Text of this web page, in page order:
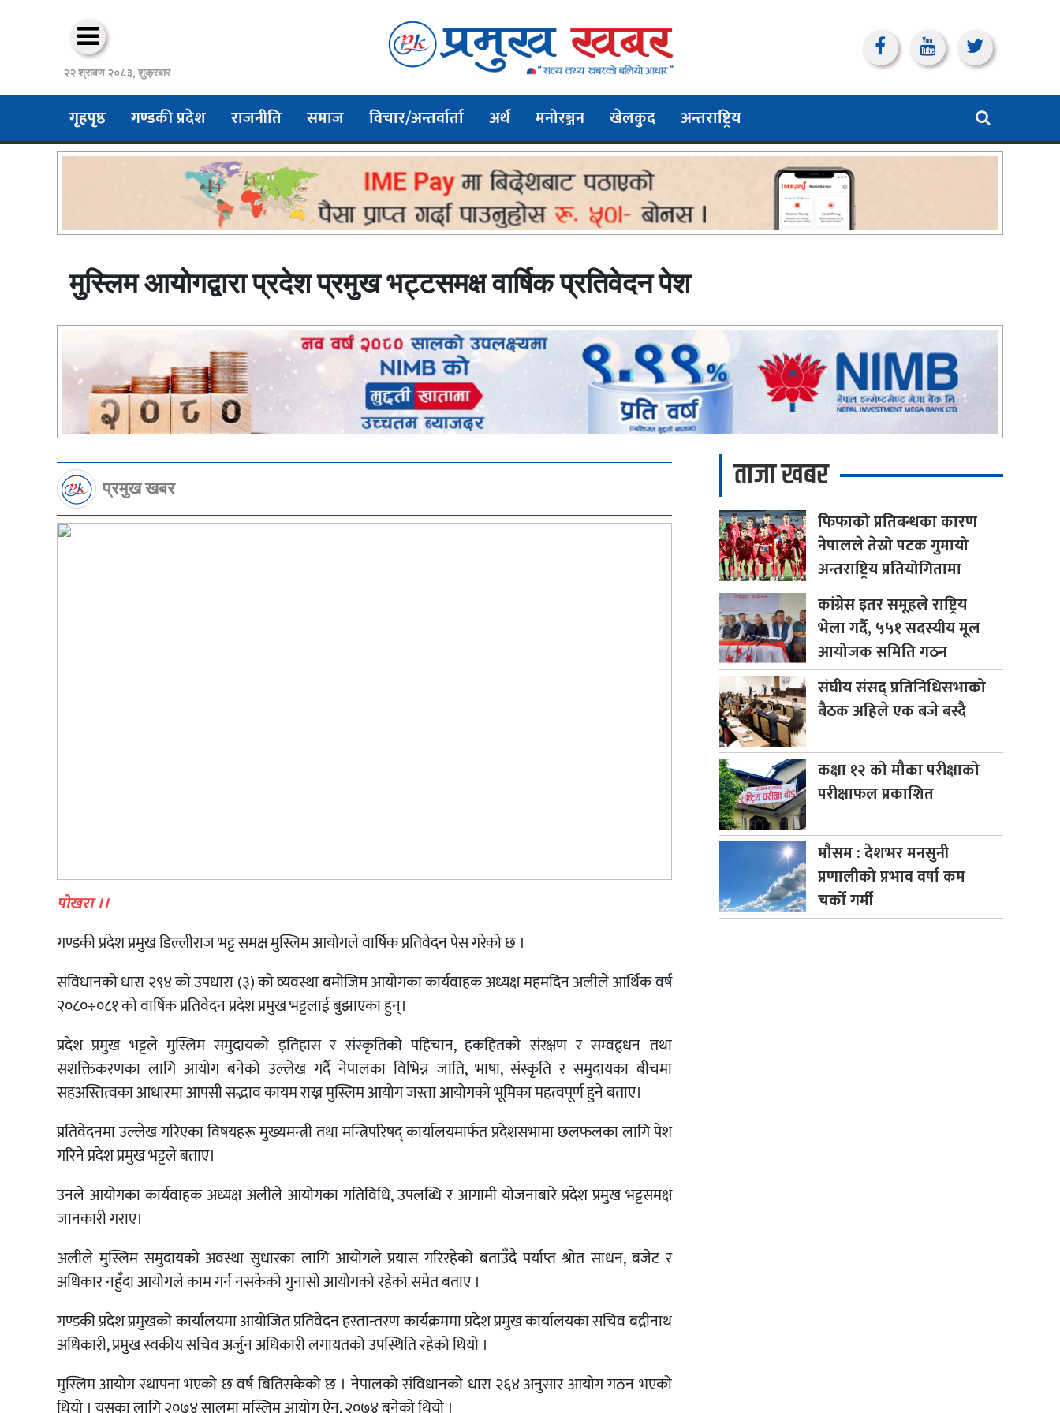
२२ श्रावण २०८३, शुक्रबार
गृहपृष्ठ गण्डकी प्रदेश राजनीति समाज विचार/अन्तर्वार्ता अर्थ मनोरञ्जन खेलकुद अन्तराष्ट्रिय
मुस्लिम आयोगद्वारा प्रदेश प्रमुख भट्टसमक्ष वार्षिक प्रतिवेदन पेश
प्रमुख खबर
पोखरा ।।
गण्डकी प्रदेश प्रमुख डिल्लीराज भट्ट समक्ष मुस्लिम आयोगले वार्षिक प्रतिवेदन पेस गरेको छ ।
संविधानको धारा २९४ को उपधारा (३) को व्यवस्था बमोजिम आयोगका कार्यवाहक अध्यक्ष महमदिन अलीले आर्थिक वर्ष
२०८०÷०८१ को वार्षिक प्रतिवेदन प्रदेश प्रमुख भट्टलाई बुझाएका हुन्।
प्रदेश प्रमुख भट्टले मुस्लिम समुदायको इतिहास र संस्कृतिको पहिचान, हकहितको संरक्षण र सम्वद्र्धन तथा
सशक्तिकरणका लागि आयोग बनेको उल्लेख गर्दै नेपालका विभिन्न जाति, भाषा, संस्कृति र समुदायका बीचमा
सहअस्तित्वका आधारमा आपसी सद्भाव कायम राख्न मुस्लिम आयोग जस्ता आयोगको भूमिका महत्वपूर्ण हुने बताए।
प्रतिवेदनमा उल्लेख गरिएका विषयहरू मुख्यमन्त्री तथा मन्त्रिपरिषद् कार्यालयमार्फत प्रदेशसभामा छलफलका लागि पेश
गरिने प्रदेश प्रमुख भट्टले बताए।
उनले आयोगका कार्यवाहक अध्यक्ष अलीले आयोगका गतिविधि, उपलब्धि र आगामी योजनाबारे प्रदेश प्रमुख भट्टसमक्ष
जानकारी गराए।
अलीले मुस्लिम समुदायको अवस्था सुधारका लागि आयोगले प्रयास गरिरहेको बताउँदै पर्याप्त श्रोत साधन, बजेट र
अधिकार नहुँदा आयोगले काम गर्न नसकेको गुनासो आयोगको रहेको समेत बताए ।
गण्डकी प्रदेश प्रमुखको कार्यालयमा आयोजित प्रतिवेदन हस्तान्तरण कार्यक्रममा प्रदेश प्रमुख कार्यालयका सचिव बद्रीनाथ
अधिकारी, प्रमुख स्वकीय सचिव अर्जुन अधिकारी लगायतको उपस्थिति रहेको थियो ।
मुस्लिम आयोग स्थापना भएको छ वर्ष बितिसकेको छ । नेपालको संविधानको धारा २६४ अनुसार आयोग गठन भएको
ताजा खबर
फिफाकोप्रतिबन्धका कारण
नेपालले तेस्रो पटक गुमायो
अन्तराष्ट्रिय प्रतियोगितामा
कांग्रेसइतर समूहले राष्ट्रिय
भेला गर्दै, ५५१ सदस्यीय मूल
आयोजक समिति गठन
संघीयसंसद् प्रतिनिधिसभाको
बैठक अहिले एक बजे बस्दै
कक्षा१२ को मौका परीक्षाको
परीक्षाफल प्रकाशित
मौसम: देशभर मनसुनी
प्रणालीको प्रभाव वर्षा कम
चर्को गर्मी